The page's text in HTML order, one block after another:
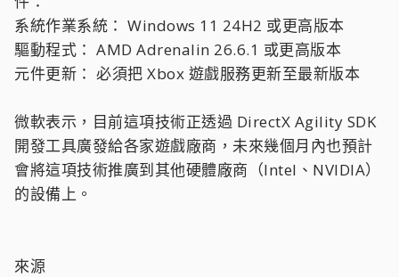
系統作業系統： Windows 11 24H2 或更高版本
驅動程式： AMD Adrenalin 26.6.1 或更高版本
元件更新： 必須把 Xbox 遊戲服務更新至最新版本
微軟表示，目前這項技術正透過 DirectX Agility SDK
開發工具廣發給各家遊戲廠商，未來幾個月內也預計
會將這項技術推廣到其他硬體廠商（Intel、NVIDIA）
的設備上。
來源